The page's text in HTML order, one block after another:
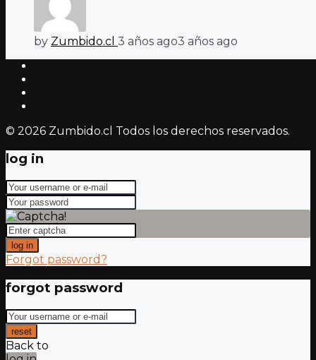
by Zumbido.cl 3 años ago3 años ago
© 2026 Zumbido.cl Todos los derechos reservados.
log in
log in
Forgot password?
forgot password
reset
Back to